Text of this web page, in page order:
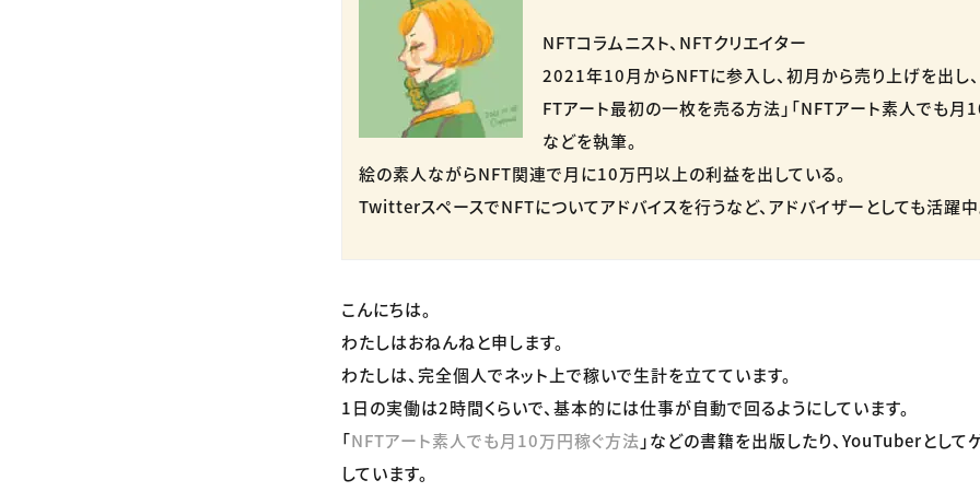
NFTコラムニスト、NFTクリエイター
2021年10月からNFTに参入し、初月から売り上げを出し
FTアート最初の一枚を売る方法」「NFTアート素人でも月
などを執筆。
絵の素人ながらNFT関連で月に10万円以上の利益を出している。
TwitterスペースでNFTについてアドバイスを行うなど、アドバイザーとしても活躍中
こんにちは。
わたしはおねんねと申します。
わたしは、完全個人でネット上で稼いで生計を立てています。
1日の実働は2時間くらいで、基本的には仕事が自動で回るようにしています。
「NFTアート素人でも月10万円稼ぐ方法 」などの書籍を出版したり、YouTuberとして
しています。